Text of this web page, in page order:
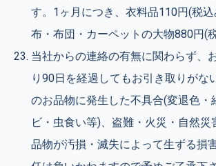
す。1ヶ月につき、衣料品110円(税
布・布団・カーペットの大物880円(
当社からの連絡の有無に関わらず、
り90日を経過してもお引き取りがな
のお品物に発生した不具合(変退色・
ビ・虫食い等)、盗難・火災・自然災
品物が汚損・滅失によって生ずる損